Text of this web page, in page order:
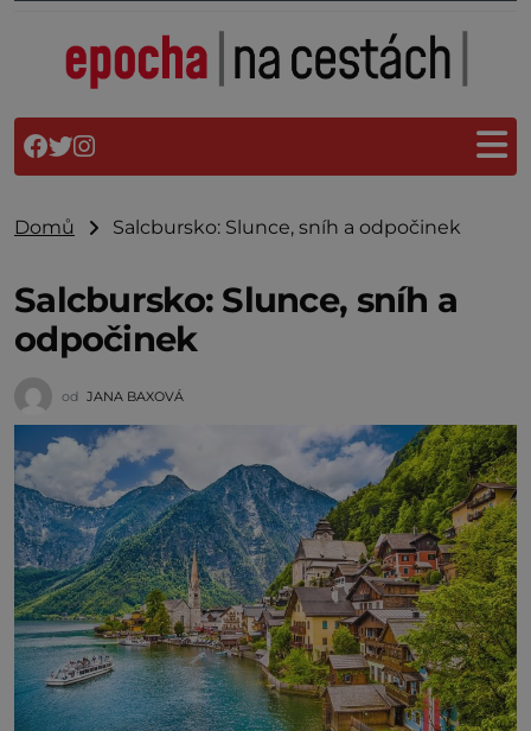
Domů Salcbursko: Slunce, sníh a odpočinek
Salcbursko: Slunce, sníh a
odpočinek
od JANA BAXOVÁ